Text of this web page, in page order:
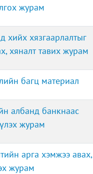
журам
хийх хязгаарлалтыг
хяналт тавих журам
багц материал
албанд банкнаас
журам
арга хэмжээ авах,
журам